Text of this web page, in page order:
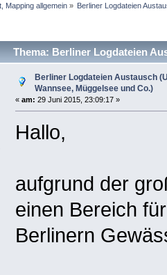
Mapping allgemein » Berliner Logdateien
Thema: Berliner Logdateien
Berliner Logdateien Austausch
Wannsee, Müggelsee und Co.)
«am: 29 Juni 2015, 23:09:17 »
Hallo,
aufgrund der
einen Bereich
Berlinern